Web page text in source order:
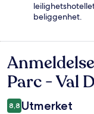
beliggenhet.
Anmeldelser
Parc - Val
8,8 Utmerket